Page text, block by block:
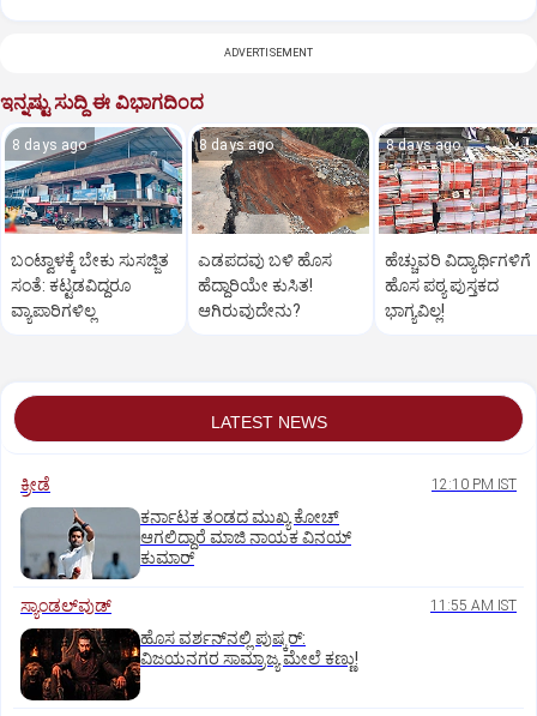
ADVERTISEMENT
ಇನ್ನಷ್ಟು ಸುದ್ದಿ ಈ ವಿಭಾಗದಿಂದ
8 days ago
ಬಂಟ್ವಾಳಕ್ಕೆ ಬೇಕು ಸುಸಜ್ಜಿತ
ಸಂತೆ: ಕಟ್ಟಡವಿದ್ದರೂ
ವ್ಯಾಪಾರಿಗಳಿಲ್ಲ
8 days ago
ಎಡಪದವು ಬಳಿ ಹೊಸ
ಹೆದ್ದಾರಿಯೇ ಕುಸಿತ!
ಆಗಿರುವುದೇನು?
8 days ago
ಹೆಚ್ಚುವರಿ ವಿದ್ಯಾರ್ಥಿಗಳಿಗೆ
ಹೊಸ ಪಠ್ಯ ಪುಸ್ತಕದ
ಭಾಗ್ಯವಿಲ್ಲ!
LATEST NEWS
ಕ್ರೀಡೆ 12:10 PM IST
ಕರ್ನಾಟಕ ತಂಡದ ಮುಖ್ಯ ಕೋಚ್‌
ಆಗಲಿದ್ದಾರೆ ಮಾಜಿ ನಾಯಕ ವಿನಯ್‌
ಕುಮಾರ್
ಸ್ಯಾಂಡಲ್‌ವುಡ್‌ 11:55 AM IST
ಹೊಸ ವರ್ಶನ್‌ನಲ್ಲಿ ಪುಷ್ಕರ್‌:
ವಿಜಯನಗರ ಸಾಮ್ರಾಜ್ಯ ಮೇಲೆ ಕಣ್ಣು!